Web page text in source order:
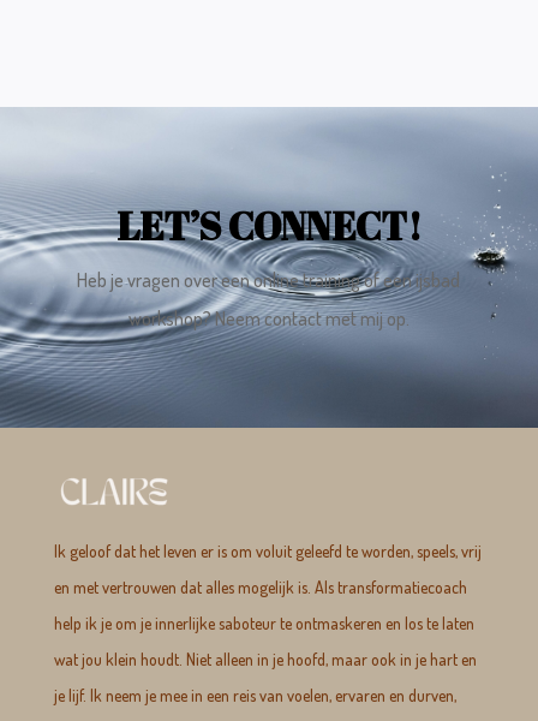
LET’S CONNECT!
Heb je vragen over een online training of een ijsbad
workshop? Neem contact met mij op.
Ik geloof dat het leven er is om voluit geleefd te worden, speels, vrij
en met vertrouwen dat alles mogelijk is. Als transformatiecoach
help ik je om je innerlijke saboteur te ontmaskeren en los te laten
wat jou klein houdt. Niet alleen in je hoofd, maar ook in je hart en
je lijf. Ik neem je mee in een reis van voelen, ervaren en durven,